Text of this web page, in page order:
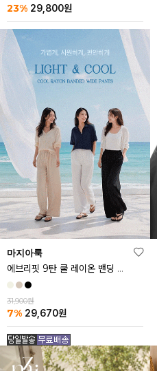
23% 29,800원
마지아룩
에브리핏 9탄 쿨 레이온 밴딩 와이드 팬츠
31,900원
7% 29,670원